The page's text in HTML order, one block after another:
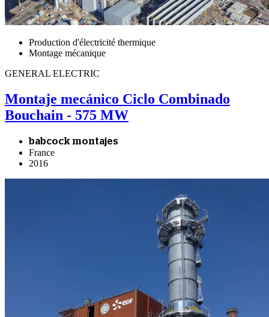
Production d'électricité thermique
Montage mécanique
GENERAL ELECTRIC
Montaje mecánico Ciclo Combinado
Bouchain - 575 MW
babcock montajes
France
2016